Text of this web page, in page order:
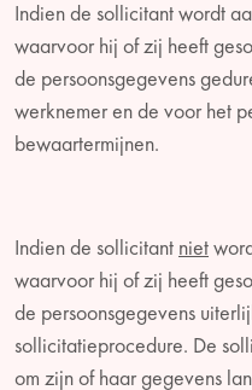
Indien de sollicitant wordt
waarvoor hij of zij heeft
de persoonsgegevens
werknemer en de voor het
bewaartermijnen.
Indien de sollicitant niet
waarvoor hij of zij heeft
de persoonsgegevens
sollicitatieprocedure. De
om zijn of haar gegevens